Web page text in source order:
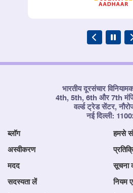
भारतीय दूरसंचार
4th, 5th, 6th और 7th
वर्ल्ड ट्रेड सेंटर,
नई दिल्ली:
ब्लॉग हमसे
अस्वीकरण
मदद सूचना
सदस्यता लें नियम